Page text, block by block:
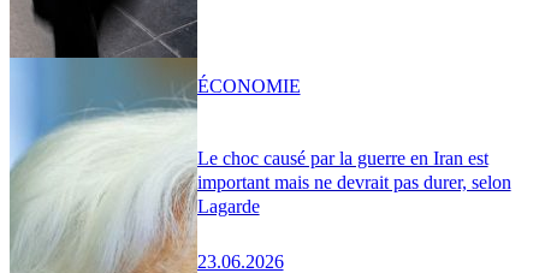
Le choc causé par la guerre en Iran est
important mais ne devrait pas durer, selon
Lagarde
23.06.2026
ÉCONOMIE